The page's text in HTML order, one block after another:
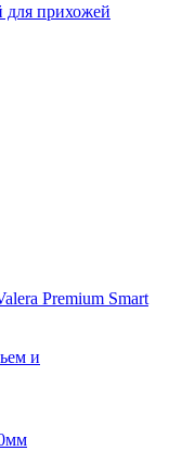
для прихожей
Premium Smart
и